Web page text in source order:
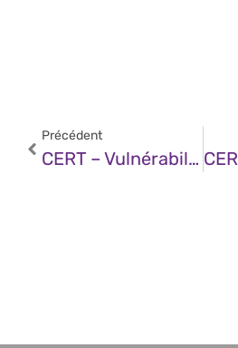
Précédent
CERT – Vulnérabilité Dans Microsoft Windows Admin Center (12 Décembre 2025)